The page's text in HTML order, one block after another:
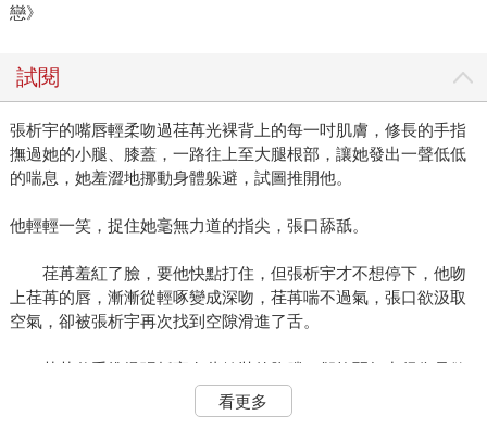
戀》
試閱
張析宇的嘴唇輕柔吻過荏苒光裸背上的每一吋肌膚，修長的手指
撫過她的小腿、膝蓋，一路往上至大腿根部，讓她發出一聲低低
的喘息，她羞澀地挪動身體躲避，試圖推開他。
他輕輕一笑，捉住她毫無力道的指尖，張口舔舐。
荏苒羞紅了臉，要他快點打住，但張析宇才不想停下，他吻
上荏苒的唇，漸漸從輕啄變成深吻，荏苒喘不過氣，張口欲汲取
空氣，卻被張析宇再次找到空隙滑進了舌。
荏苒伸手推搡張析宇有些健壯的胸膛，卻軟弱無力得像是欲
拒還迎。張析宇一手箝制住荏苒的雙手高舉過頭，另一手則拉起
她的右腿扣上自己的腰，隨後貼近她的身軀，緩緩推進。
看更多